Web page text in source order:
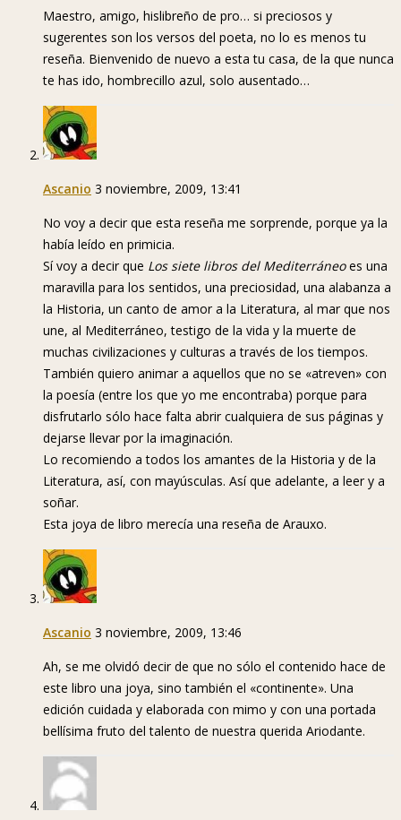
Maestro, amigo, hislibreño de pro… si preciosos y
sugerentes son los versos del poeta, no lo es menos tu
reseña. Bienvenido de nuevo a esta tu casa, de la que nunca
te has ido, hombrecillo azul, solo ausentado…
Ascanio 3 noviembre, 2009, 13:41
No voy a decir que esta reseña me sorprende, porque ya la
había leído en primicia.
Sí voy a decir que Los siete libros del Mediterráneoes una
maravilla para los sentidos, una preciosidad, una alabanza a
la Historia, un canto de amor a la Literatura, al mar que nos
une, al Mediterráneo, testigo de la vida y la muerte de
muchas civilizaciones y culturas a través de los tiempos.
También quiero animar a aquellos que no se «atreven» con
la poesía (entre los que yo me encontraba) porque para
disfrutarlo sólo hace falta abrir cualquiera de sus páginas y
dejarse llevar por la imaginación.
Lo recomiendo a todos los amantes de la Historia y de la
Literatura, así, con mayúsculas. Así que adelante, a leer y a
soñar.
Esta joya de libro merecía una reseña de Arauxo.
Ascanio 3 noviembre, 2009, 13:46
Ah, se me olvidó decir de que no sólo el contenido hace de
este libro una joya, sino también el «continente». Una
edición cuidada y elaborada con mimo y con una portada
bellísima fruto del talento de nuestra querida Ariodante.